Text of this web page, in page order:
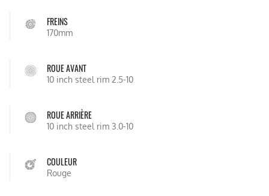
FREINS
170mm
ROUE AVANT
10 inch steel rim 2.5-10
ROUE ARRIÈRE
10 inch steel rim 3.0-10
COULEUR
Rouge